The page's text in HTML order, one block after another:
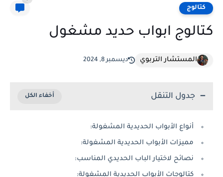
كتالوج
كتالوج ابواب حديد مشغول
المستشار التربوي ديسمبر 8, 2024
جدول التنقل
أنواع الأبواب الحديدية المشغولة:
مميزات الأبواب الحديدية المشغولة:
نصائح لاختيار الباب الحديدي المناسب:
كتالوجات الأبواب الحديدية المشغولة: